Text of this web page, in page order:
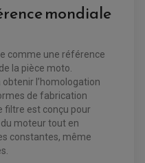
mondiale
comme une référence
la pièce moto.
l’homologation
de fabrication
filtre est conçu pour
moteur tout en
constantes, même